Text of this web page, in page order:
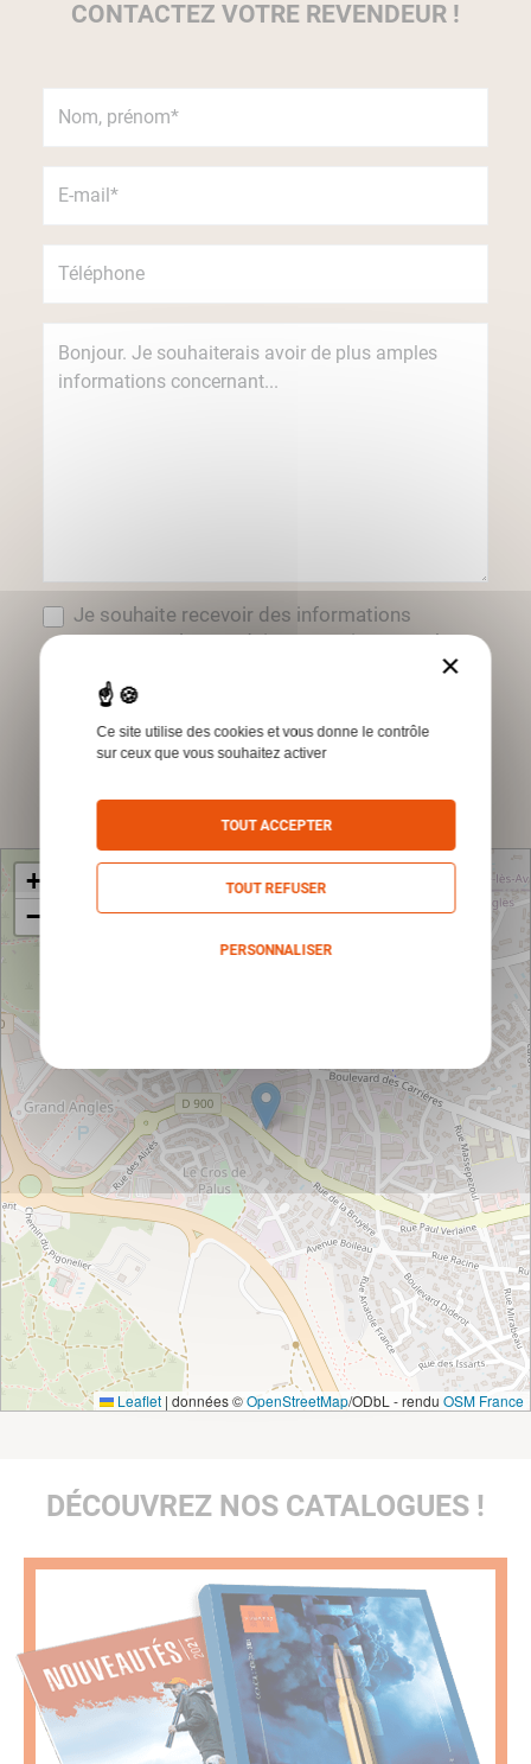
CONTACTEZ VOTRE REVENDEUR !
Je souhaite recevoir des informations
concernant les produits et services Humbert
*Champs obligatoires
+
−
Leaflet | données ©OpenStreetMap/ODbL - rendu OSM France
DÉCOUVREZ NOS CATALOGUES !
×
Ce site utilise des cookies et vous donne le contrôle
sur ceux que vous souhaitez activer
TOUT ACCEPTER
TOUT REFUSER
PERSONNALISER